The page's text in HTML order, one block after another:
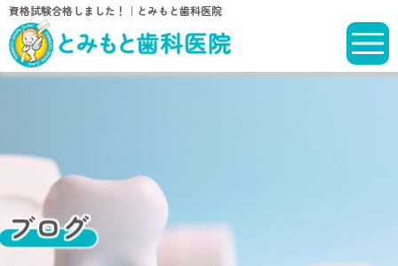
資格試験合格しました！｜とみもと歯科医院
ブログ